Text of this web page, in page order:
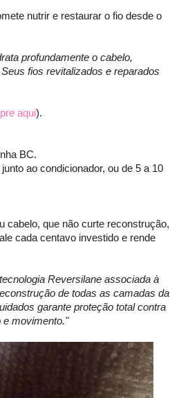
nutrir e restaurar o fio desde o
profundamente o cabelo,
fios revitalizados e reparados
aqui).
BC.
ao condicionador, ou de 5 a 10
cabelo, que não curte reconstrução,
cada centavo investido e rende
Reversilane associada à
de todas as camadas da
garante proteção total contra
e movimento."